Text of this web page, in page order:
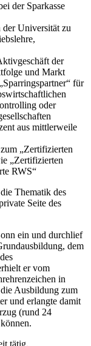
der Sparkasse
der Universität zu
der
und Markt
für
oder
aus mittlerweile
„Zertifizierten
„Zertifizierten
RWS“
Thematik des
Seite des
ein und durchlief
dem
er vom
in
Ausbildung zum
und erlangte damit
(rund 24